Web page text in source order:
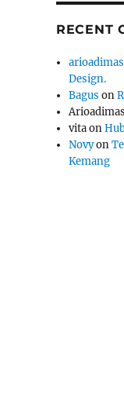
RECENT
arioadimas
Design.
Bagus on
Arioadimas
vitaon
Novyon
Kemang